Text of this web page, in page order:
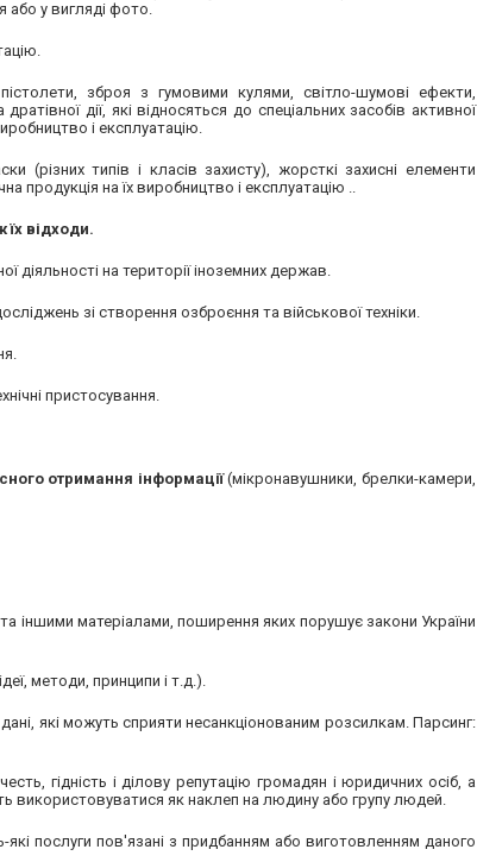
або у вигляді фото.
зброя з гумовими кулями, світло-шумові ефекти,
дії, які відносяться до спеціальних засобів активної
і експлуатацію.
(різних типів і класів захисту), жорсткі захисні елементи
продукція на їх виробництво і експлуатацію ..
їх відходи.
діяльності на території іноземних держав.
зі створення озброєння та військової техніки.
пристосування.
отримання інформації(мікронавушники, брелки-камери,
іншими матеріалами, поширення яких порушує закони України
методи, принципи і т.д.).
які можуть сприяти несанкціонованим розсилкам. Парсинг:
гідність і ділову репутацію громадян і юридичних осіб, а
використовуватися як наклеп на людину або групу людей.
які послуги пов'язані з придбанням або виготовленням даного